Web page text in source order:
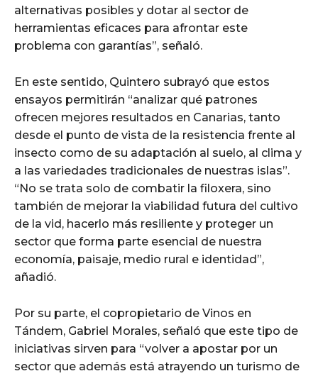
alternativas posibles y dotar al sector de
herramientas eficaces para afrontar este
problema con garantías”, señaló.
En este sentido, Quintero subrayó que estos
ensayos permitirán “analizar qué patrones
ofrecen mejores resultados en Canarias, tanto
desde el punto de vista de la resistencia frente al
insecto como de su adaptación al suelo, al clima y
a las variedades tradicionales de nuestras islas”.
“No se trata solo de combatir la filoxera, sino
también de mejorar la viabilidad futura del cultivo
de la vid, hacerlo más resiliente y proteger un
sector que forma parte esencial de nuestra
economía, paisaje, medio rural e identidad”,
añadió.
Por su parte, el copropietario de Vinos en
Tándem, Gabriel Morales, señaló que este tipo de
iniciativas sirven para “volver a apostar por un
sector que además está atrayendo un turismo de